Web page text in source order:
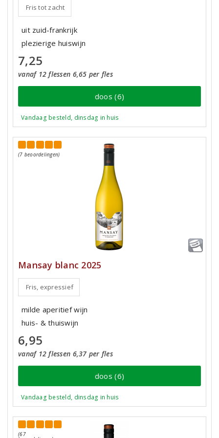
Fris tot zacht
uit zuid-frankrijk
plezierige huiswijn
7,25
vanaf 12 flessen 6,65 per fles
doos (6)
Vandaag besteld, dinsdag in huis
(7 beoordelingen)
Mansay blanc 2025
Fris, expressief
milde aperitief wijn
huis- & thuiswijn
6,95
vanaf 12 flessen 6,37 per fles
doos (6)
Vandaag besteld, dinsdag in huis
(67